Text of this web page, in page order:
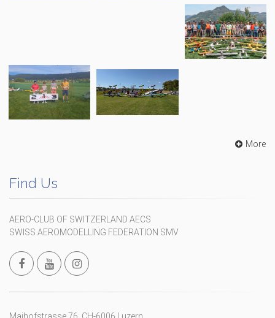
More
Find Us
AERO-CLUB OF SWITZERLAND AECS
SWISS AEROMODELLING FEDERATION SMV
Maihofstrasse 76, CH-6006 Luzern